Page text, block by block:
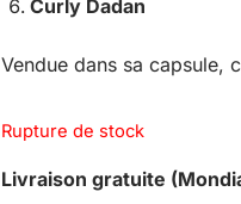
Curly Dadan
Vendue dans sa capsule,
Rupture de stock
Livraison gratuite